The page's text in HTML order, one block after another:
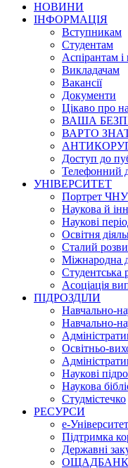
НОВИНИ
ІНФОРМАЦІЯ
Вступникам
Студентам
Аспірантам
Викладачам
Вакансії
Документи
Цікаво про
ВАША
ВАРТО
Доступ до
Телефонний
УНІВЕРСИТЕТ
Портрет ЧНУ
Наукова й
Наукові
Освітня
Сталий
Міжнародна
Студентська
Асоціація
ПІДРОЗДІЛИ
Навчально-
Навчально-
Освітньо-
Наукові
Наукова
Студмістечко
РЕСУРСИ
е-Університет
Підтримка
Державні
ОЩАДБАНК